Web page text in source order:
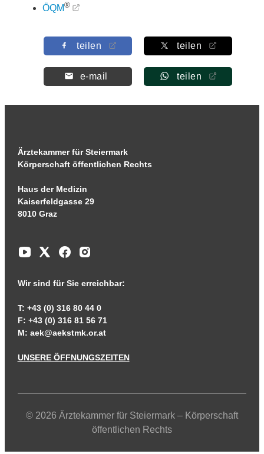
ÖQM®
teilen teilen
e-mail teilen
Ärztekammer für Steiermark
Körperschaft öffentlichen Rechts
Haus der Medizin
Kaiserfeldgasse 29
8010 Graz
Wir sind für Sie erreichbar:
T: +43 (0) 316 80 44 0
F: +43 (0) 316 81 56 71
M: aek@aekstmk.or.at
UNSERE ÖFFNUNGSZEITEN
© 2026 Ärztekammer für Steiermark – Körperschaft
öffentlichen Rechts